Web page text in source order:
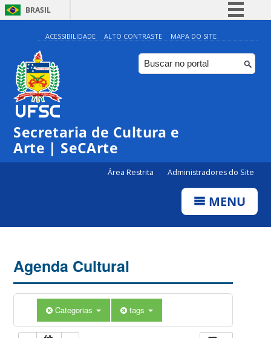
BRASIL
Simplifique!
Comunica BR
Participe
ACESSIBILIDADE ALTO CONTRASTE MAPA DO SITE
Secretaria de Cultura e
Arte | SeCArte
Área Restrita Administradores do Site
MENU
Agenda Cultural
Categorias tags